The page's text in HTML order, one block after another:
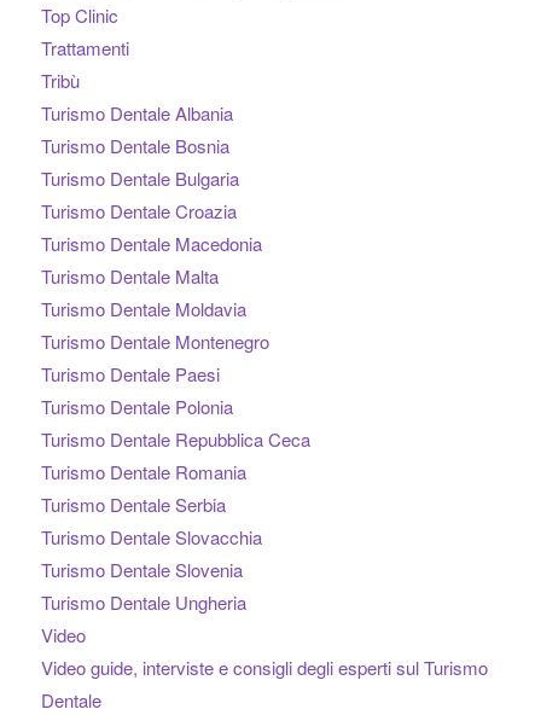
Top Clinic
Trattamenti
Tribù
Turismo Dentale Albania
Turismo Dentale Bosnia
Turismo Dentale Bulgaria
Turismo Dentale Croazia
Turismo Dentale Macedonia
Turismo Dentale Malta
Turismo Dentale Moldavia
Turismo Dentale Montenegro
Turismo Dentale Paesi
Turismo Dentale Polonia
Turismo Dentale Repubblica Ceca
Turismo Dentale Romania
Turismo Dentale Serbia
Turismo Dentale Slovacchia
Turismo Dentale Slovenia
Turismo Dentale Ungheria
Video
Video guide, interviste e consigli degli esperti sul Turismo
Dentale